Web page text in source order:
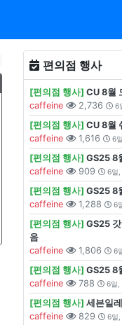
편의점 행사
[편의점 행사] CU 8월
caffeine
2,736 6
[편의점 행사] CU 8월
caffeine
1,616 6
[편의점 행사] GS25 8
caffeine
909 6일,
[편의점 행사] GS25 8
caffeine
1,288 6
[편의점 행사] GS25
음
caffeine
1,806 6
[편의점 행사] GS25 8
caffeine
788 6일,
[편의점 행사] 세븐일
caffeine
829 6일,